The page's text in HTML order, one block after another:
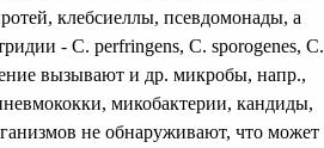
клебсиеллы, псевдомонады, а
- С. perfringens, С. sporogenes, С.
вызывают и др. микробы, напр.,
микобактерии, кандиды,
не обнаруживают, что может